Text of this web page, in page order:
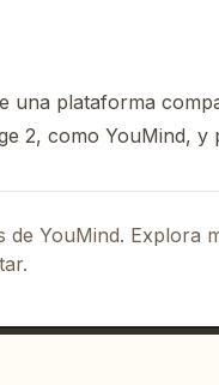
de
y
editorial con
con mucha
y pequeñas
una plataforma
2, como YouMind, y
YouMind. Explora